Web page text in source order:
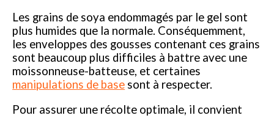
Les grains de soya endommagés par le gel sont
plus humides que la normale. Conséquemment,
les enveloppes des gousses contenant ces grains
sont beaucoup plus difficiles à battre avec une
moissonneuse-batteuse, et certaines
manipulations de base sont à respecter.
Pour assurer une récolte optimale, il convient